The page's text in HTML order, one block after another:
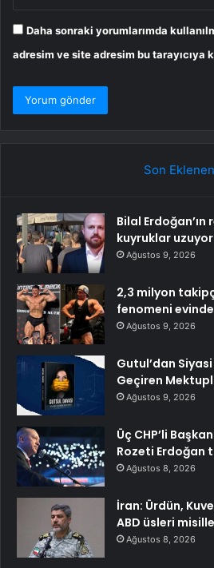
Daha sonraki yorumlarımda
adresim ve site adresim bu tarayıcıya
Son Eklenen
Bilal Erdoğan’ın
kuyruklar uzuyor
Ağustos 9, 2026
2,3 milyon
fenomeni
Ağustos 9, 2026
Gutul’dan
Geçiren
Ağustos 9, 2026
Üç CHP’li
Rozeti Erdoğan
Ağustos 8, 2026
İran: Ürdün,
ABD üsleri
Ağustos 8, 2026